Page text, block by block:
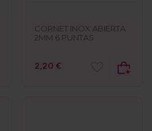
CORNET INOX ABIERTA
2MM 6 PUNTAS
2,20 €